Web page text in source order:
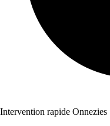
Intervention rapide Onnezies